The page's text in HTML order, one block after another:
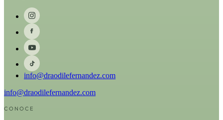
info@draodilefernandez.com
info@draodilefernandez.com
CONOCE